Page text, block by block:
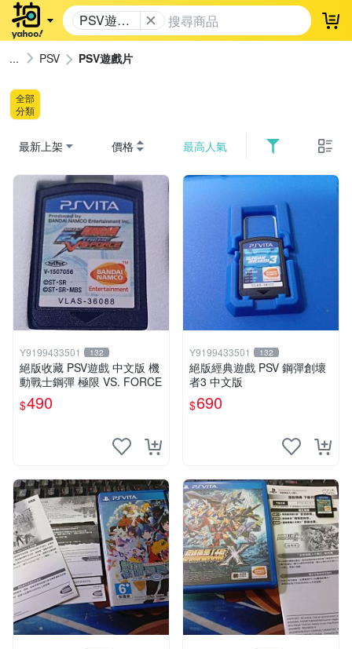
PSV遊戲
片
登
PSV PSV遊戲片
全部
分類
最新上架 價格 最高人氣
Y9199433501 132
絕版收藏 PSV遊戲 中文版 機
動戰士鋼彈 極限 VS. FORCE
$490
Y9199433501 132
絕版經典遊戲 PSV 鋼彈創壞
者3 中文版
$690